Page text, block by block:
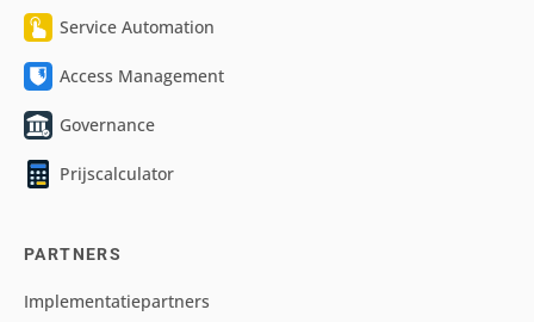
Service Automation
Access Management
Governance
Prijscalculator
PARTNERS
Implementatiepartners